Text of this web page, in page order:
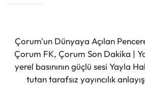
Çorum'un Dünyaya Açılan
Çorum FK, Çorum Son Dakika |
yerel basınının güçlü sesi Yayla
tutan tarafsız yayıncılık